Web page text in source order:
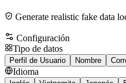
Generate realistic fake data
Configuración
Tipo de datos
Perfil de Usuario Nombre
Idioma